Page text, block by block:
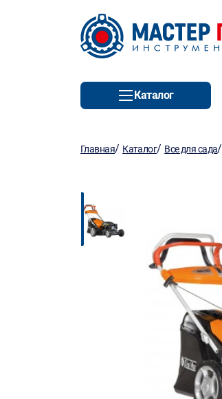
Каталог
Главная/ Каталог/ Все для сада/